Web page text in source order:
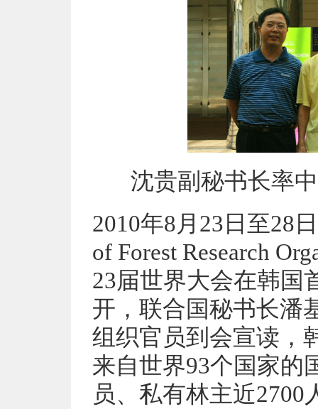
沈贵副秘书长率
2010年8月23日至28
of Forest Research
23届世界大会在韩国
开，联合国秘书长潘
组织官员到会宣读，
来自世界93个国家的
员、私有林主近